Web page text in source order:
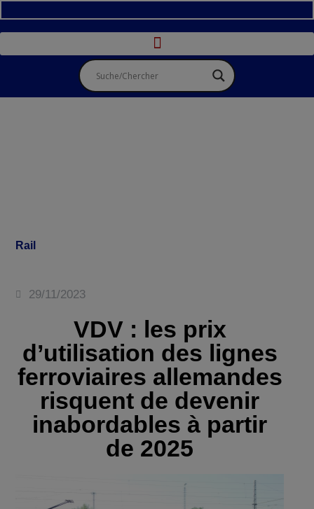
Rail
29/11/2023
VDV : les prix
d’utilisation des lignes
ferroviaires allemandes
risquent de devenir
inabordables à partir
de 2025